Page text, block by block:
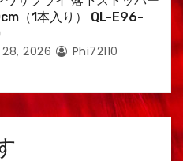
（1本入り） QL-E96-
2026 Phi72110